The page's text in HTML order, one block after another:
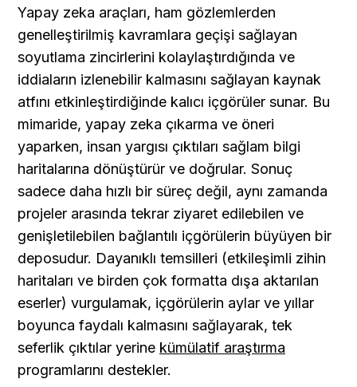
Yapay zeka araçları, ham gözlemlerden
genelleştirilmiş kavramlara geçişi sağlayan
soyutlama zincirlerini kolaylaştırdığında ve
iddiaların izlenebilir kalmasını sağlayan kaynak
atfını etkinleştirdiğinde kalıcı içgörüler sunar. Bu
mimaride, yapay zeka çıkarma ve öneri
yaparken, insan yargısı çıktıları sağlam bilgi
haritalarına dönüştürür ve doğrular. Sonuç
sadece daha hızlı bir süreç değil, aynı zamanda
projeler arasında tekrar ziyaret edilebilen ve
genişletilebilen bağlantılı içgörülerin büyüyen bir
deposudur. Dayanıklı temsilleri (etkileşimli zihin
haritaları ve birden çok formatta dışa aktarılan
eserler) vurgulamak, içgörülerin aylar ve yıllar
boyunca faydalı kalmasını sağlayarak, tek
seferlik çıktılar yerine kümülatif araştırma
programlarını destekler.